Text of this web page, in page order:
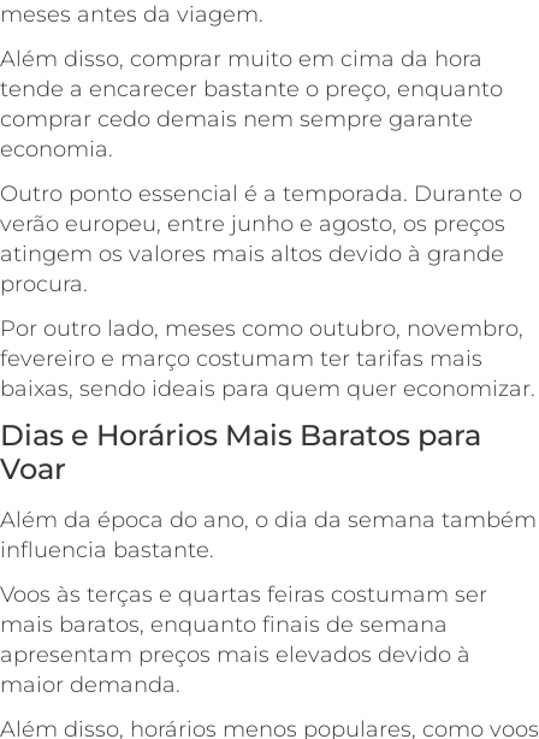
meses antes da viagem.
Além disso, comprar muito em cima da hora
tende a encarecer bastante o preço, enquanto
comprar cedo demais nem sempre garante
economia.
Outro ponto essencial é a temporada. Durante o
verão europeu, entre junho e agosto, os preços
atingem os valores mais altos devido à grande
procura.
Por outro lado, meses como outubro, novembro,
fevereiro e março costumam ter tarifas mais
baixas, sendo ideais para quem quer economizar.
Dias e Horários Mais Baratos para
Voar
Além da época do ano, o dia da semana também
influencia bastante.
Voos às terças e quartas feiras costumam ser
mais baratos, enquanto finais de semana
apresentam preços mais elevados devido à
maior demanda.
Além disso, horários menos populares, como voos